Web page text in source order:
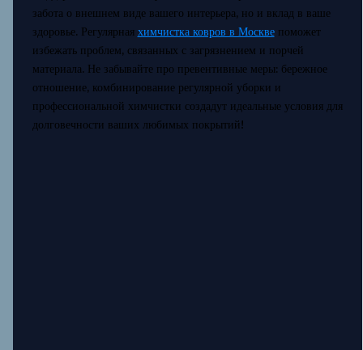
забота о внешнем виде вашего интерьера, но и вклад в ваше
здоровье. Регулярная химчистка ковров в Москвепоможет
избежать проблем, связанных с загрязнением и порчей
материала. Не забывайте про превентивные меры: бережное
отношение, комбинирование регулярной уборки и
профессиональной химчистки создадут идеальные условия для
долговечности ваших любимых покрытий!